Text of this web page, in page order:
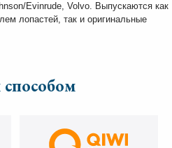
Evinrude, Volvo. Выпускаются как
лопастей, так и оригинальные